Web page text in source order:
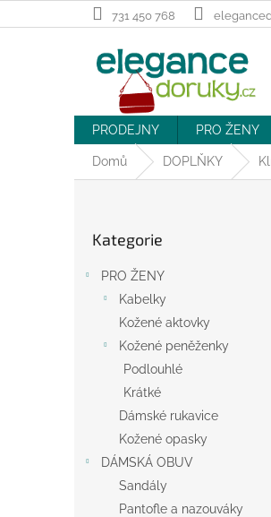
na
731 450 768
PRODEJNY PRO ŽENY
Domů DOPLŇKY
kategorie
Kategorie
PRO ŽENY
Kabelky
Kožené aktovky
Kožené peněženky
Podlouhlé
Krátké
Dámské rukavice
Kožené opasky
DÁMSKÁ OBUV
Sandály
Pantofle a nazouváky